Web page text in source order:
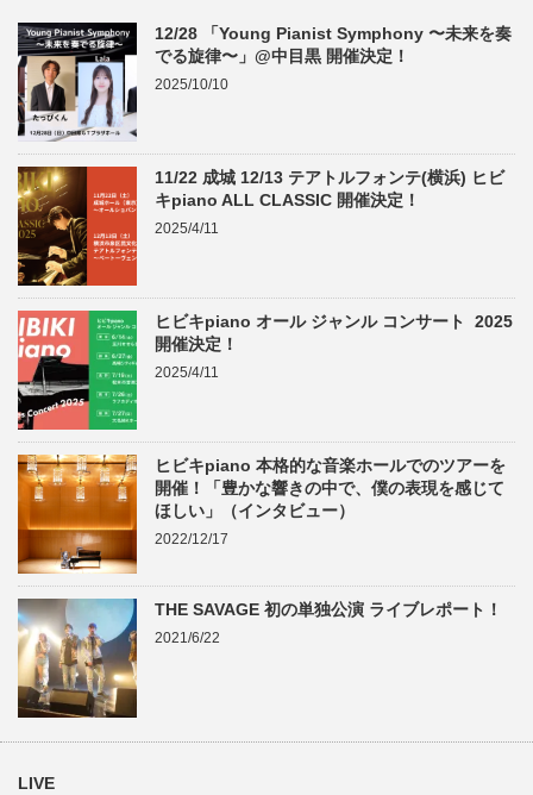
12/28 「Young Pianist Symphony 〜未来を奏
でる旋律〜」@中目黒 開催決定！
2025/10/10
11/22 成城 12/13 テアトルフォンテ(横浜) ヒビ
キpiano ALL CLASSIC 開催決定！
2025/4/11
ヒビキpiano オール ジャンル コンサート 2025
開催決定！
2025/4/11
ヒビキpiano 本格的な音楽ホールでのツアーを
開催！「豊かな響きの中で、僕の表現を感じて
ほしい」（インタビュー）
2022/12/17
THE SAVAGE 初の単独公演 ライブレポート！
2021/6/22
LIVE